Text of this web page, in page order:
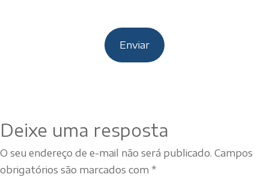
Deixe uma resposta
O seu endereço de e-mail não será publicado. Campos
obrigatórios são marcados com *